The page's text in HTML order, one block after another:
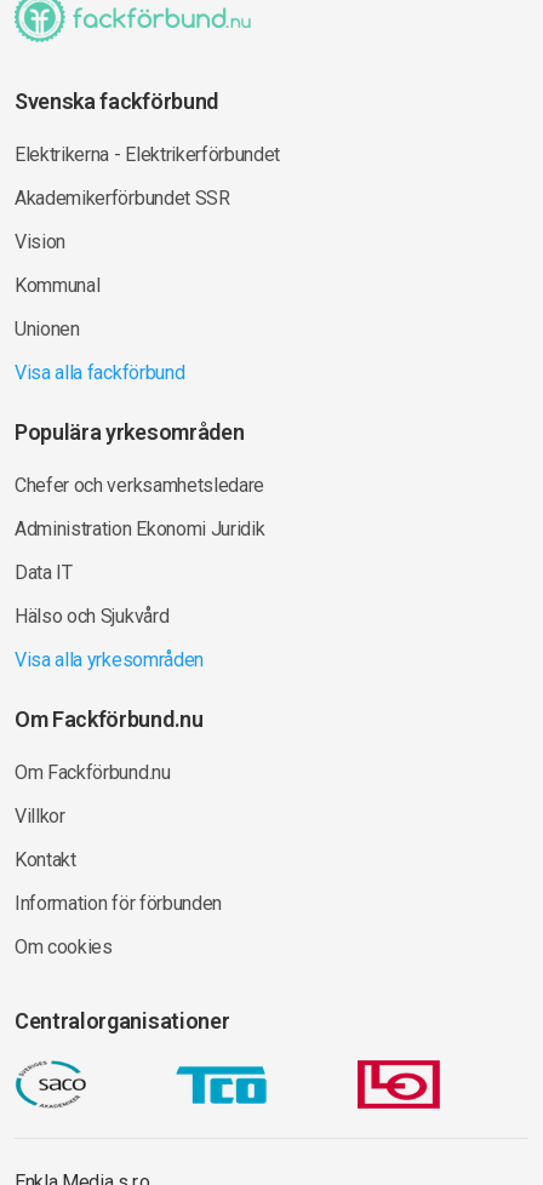
Svenska fackförbund
Elektrikerna - Elektrikerförbundet
Akademikerförbundet SSR
Vision
Kommunal
Unionen
Visa alla fackförbund
Populära yrkesområden
Chefer och verksamhetsledare
Administration Ekonomi Juridik
Data IT
Hälso och Sjukvård
Visa alla yrkesområden
Om Fackförbund.nu
Om Fackförbund.nu
Villkor
Kontakt
Information för förbunden
Om cookies
Centralorganisationer